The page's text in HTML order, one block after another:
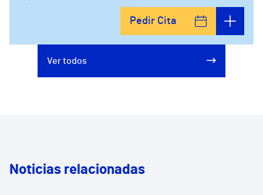
Pedir Cita
Ver todos
Noticias relacionadas